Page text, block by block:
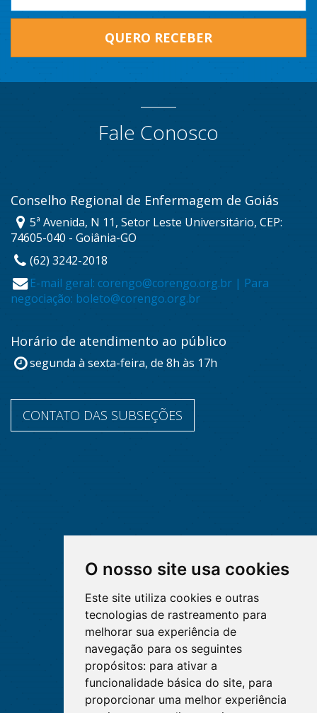
O nosso site usa cookies
Este site utiliza cookies e outras
tecnologias de rastreamento para
melhorar sua experiência de
navegação para os seguintes
propósitos: para ativar a
funcionalidade básica do site, para
proporcionar uma melhor experiência
QUERO RECEBER
Fale Conosco
Conselho Regional de Enfermagem de Goiás
5ª Avenida, N 11, Setor Leste Universitário, CEP:
74605-040 - Goiânia-GO
(62) 3242-2018
E-mail geral: corengo@corengo.org.br | Para
negociação: boleto@corengo.org.br
Horário de atendimento ao público
segunda à sexta-feira, de 8h às 17h
CONTATO DAS SUBSEÇÕES